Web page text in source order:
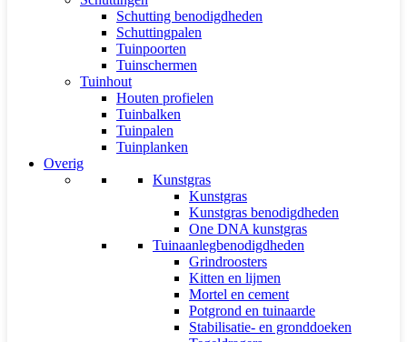
Schutting benodigdheden
Schuttingpalen
Tuinpoorten
Tuinschermen
Tuinhout
Houten profielen
Tuinbalken
Tuinpalen
Tuinplanken
Overig
Kunstgras
Kunstgras
Kunstgras benodigdheden
One DNA kunstgras
Tuinaanlegbenodigdheden
Grindroosters
Kitten en lijmen
Mortel en cement
Potgrond en tuinaarde
Stabilisatie- en gronddoeken